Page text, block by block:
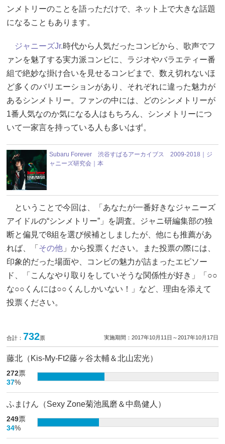
ンメトリーのことを語っただけで、ネット上で大きな話題
になることもあります。
ジャニーズJr.時代から人気だったコンビから、歌声でフ
ァンを魅了する実力派コンビに、ラジオやバラエティー番
組で絶妙な掛け合いを見せるコンビまで、数え切れないほ
ど多くのバリエーションがあり、それぞれに違った魅力が
あるシンメトリー。ファンの中には、どのシンメトリーが
1番人気なのか気になる人はもちろん、シンメトリーにつ
いて一家言を持っている人も多いはず。
Subaru Forever 渋谷すばるアーカイブス 2009-2018｜ジ
ャニーズ研究会｜本
ということで今回は、「あなたが一番好きなジャニーズ
アイドルの“シンメトリー”」を調査。ジャニ研編集部の独
断と偏見で8組を選び候補としましたが、他にも推薦があ
れば、「 その他 」から投票ください。また投票の際には、
印象的だった場面や、コンビの魅力が詰まったエピソー
ド、「こんなやり取りをしていそうな関係性が好き」「○○
な○○くんには○○くんしかいない！」など、理由を添えて
投票ください。
合計： 732票 実施期間：2017年10月11日～2017年10月17日
藤北（Kis-My-Ft2藤ヶ谷太輔＆北山宏光）
272票
37%
ふまけん（Sexy Zone菊池風磨＆中島健人）
249票
34%